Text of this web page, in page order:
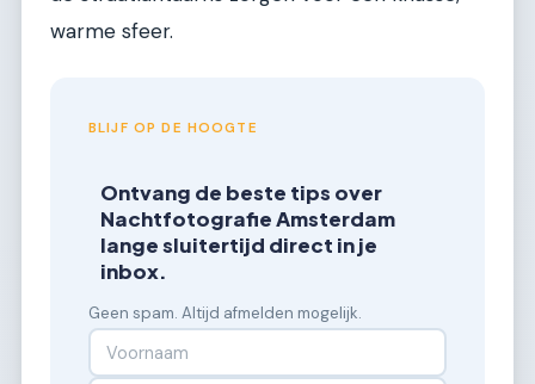
warme sfeer.
BLIJF OP DE HOOGTE
Ontvang de beste tips over
Nachtfotografie Amsterdam
lange sluitertijd direct in je
inbox.
Geen spam. Altijd afmelden mogelijk.